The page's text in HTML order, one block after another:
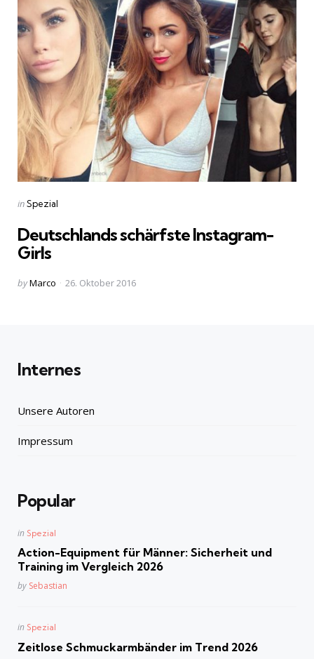
Categories
Posted
inSpezial
Deutschlands schärfste Instagram-
Girls
Posted
byMarco 26. Oktober 2016
Internes
Unsere Autoren
Impressum
Popular
Posted
in Spezial
Action-Equipment für Männer: Sicherheit und
Training im Vergleich 2026
Posted
by Sebastian
Posted
in Spezial
Zeitlose Schmuckarmbänder im Trend 2026